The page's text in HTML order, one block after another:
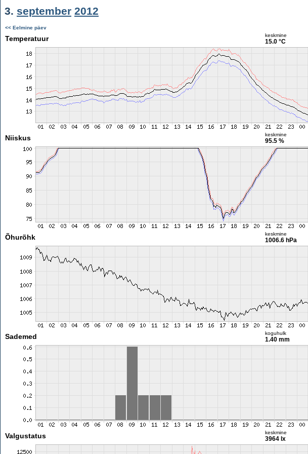
3. september 2012
<< Eelmine päev
Temperatuur keskmine
15.0 °C
Niiskus keskmine
95.5 %
Õhurõhk keskmine
1006.6 hPa
Sademed koguhulk
1.40 mm
Valgustatus keskmine
3964 lx